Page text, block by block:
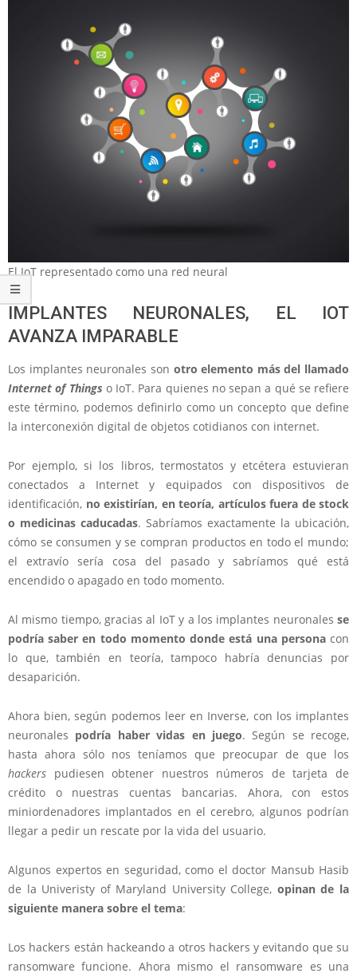
El IoT representado como una red neural
IMPLANTES NEURONALES, EL IOT
AVANZA IMPARABLE
Los implantes neuronales son otro elemento más del llamado
Internet of Things o IoT. Para quienes no sepan a qué se refiere
este término, podemos definirlo como un concepto que define
la interconexión digital de objetos cotidianos con internet.
Por ejemplo, si los libros, termostatos y etcétera estuvieran
conectados a Internet y equipados con dispositivos de
identificación, no existirían, en teoría, artículos fuera de stock
o medicinas caducadas. Sabríamos exactamente la ubicación,
cómo se consumen y se compran productos en todo el mundo;
el extravío sería cosa del pasado y sabríamos qué está
encendido o apagado en todo momento.
Al mismo tiempo, gracias al IoT y a los implantes neuronales se
podría saber en todo momento donde está una personacon
lo que, también en teoría, tampoco habría denuncias por
desaparición.
Ahora bien, según podemos leer en Inverse, con los implantes
neuronales podría haber vidas en juego. Según se recoge,
hasta ahora sólo nos teníamos que preocupar de que los
hackers pudiesen obtener nuestros números de tarjeta de
crédito o nuestras cuentas bancarias. Ahora, con estos
miniordenadores implantados en el cerebro, algunos podrían
llegar a pedir un rescate por la vida del usuario.
Algunos expertos en seguridad, como el doctor Mansub Hasib
de la Univeristy of Maryland University College, opinan de la
siguiente manera sobre el tema:
Los hackers están hackeando a otros hackers y evitando que su
ransomware funcione. Ahora mismo el ransomware es una